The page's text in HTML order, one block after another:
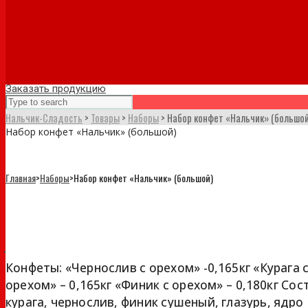
Заказать продукцию
Нальчик-Сладость > Товары> Наборы> Набор конфет «Нальчик»
Набор конфет «Нальчик» (большой)
Главная>Наборы>Набор конфет «Нальчик» (большой)
Набор конфет «Нальчик» (большой)
Конфеты: «Чернослив с орехом» -0,165кг «Курага с
орехом» – 0,165кг «Финик с орехом» – 0,180кг
курага, чернослив, финик сушеный, глазурь, ядро